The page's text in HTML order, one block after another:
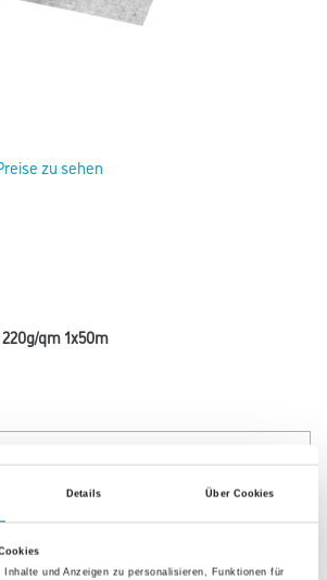
Details Über Cookies
und Anzeigen zu personalisieren, Funktionen für
zu sehen
qm 1x50m